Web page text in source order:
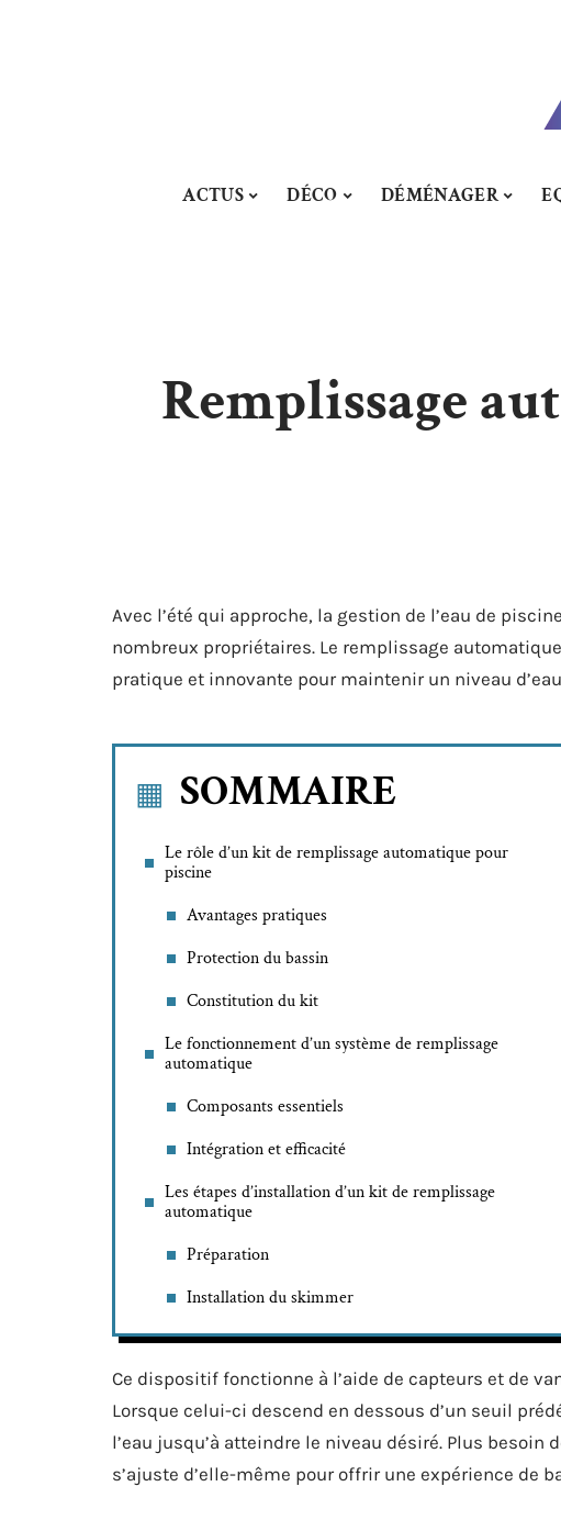
ACTUS DÉCO DÉMÉNAGER
Remplissage
Avec l’été qui approche, la gestion de l’eau de
nombreux propriétaires. Le remplissage
pratique et innovante pour maintenir un niveau
SOMMAIRE
Le rôle d’un kit de remplissage automatique pour
piscine
Avantages pratiques
Protection du bassin
Constitution du kit
Le fonctionnement d’un système de remplissage
automatique
Composants essentiels
Intégration et efficacité
Les étapes d’installation d’un kit de remplissage
automatique
Préparation
Installation du skimmer
Ce dispositif fonctionne à l’aide de capteurs et de
Lorsque celui-ci descend en dessous d’un seuil
l’eau jusqu’à atteindre le niveau désiré. Plus
s’ajuste d’elle-même pour offrir une expérience de